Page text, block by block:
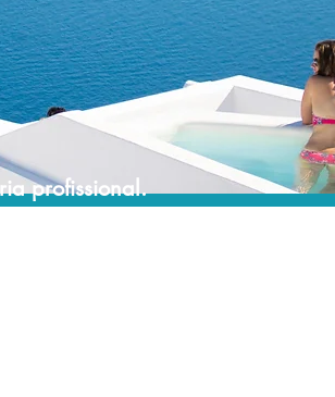
profissional.